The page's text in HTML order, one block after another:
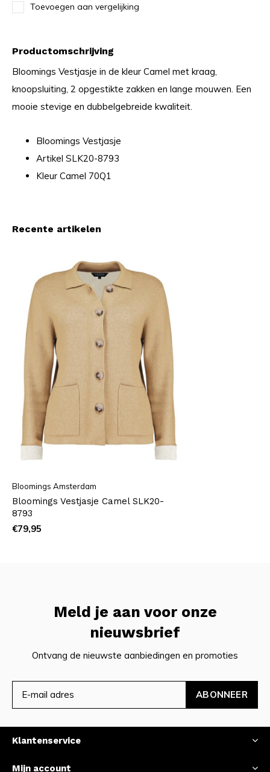
Toevoegen aan vergelijking
Productomschrijving
Bloomings Vestjasje in de kleur Camel met kraag,
knoopsluiting, 2 opgestikte zakken en lange mouwen. Een
mooie stevige en dubbelgebreide kwaliteit.
Bloomings Vestjasje
Artikel SLK20-8793
Kleur Camel 70Q1
Recente artikelen
Bloomings Amsterdam
Bloomings Vestjasje Camel SLK20-
8793
€79,95
Meld je aan voor onze
nieuwsbrief
Ontvang de nieuwste aanbiedingen en promoties
ABONNEER
Klantenservice
Mijn account